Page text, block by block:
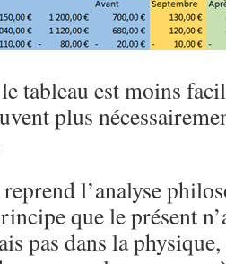
tableau est moins
plus
l’analyse
que le présent
pas dans la